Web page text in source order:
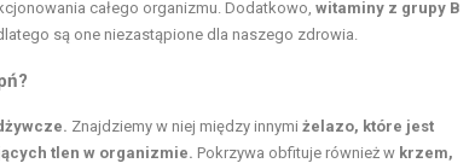
całego organizmu. Dodatkowo, witaminy z grupy B
są one niezastąpione dla naszego zdrowia.
Znajdziemy w niej między innymi żelazo, które jest
tlen w organizmie. Pokrzywa obfituje również w krzem,